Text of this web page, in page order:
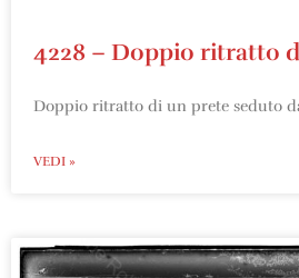
4228 – Doppio ritratto
Doppio ritratto di un prete seduto
VEDI »